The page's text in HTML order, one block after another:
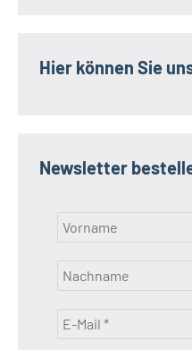
Hier können Sie
Newsletter